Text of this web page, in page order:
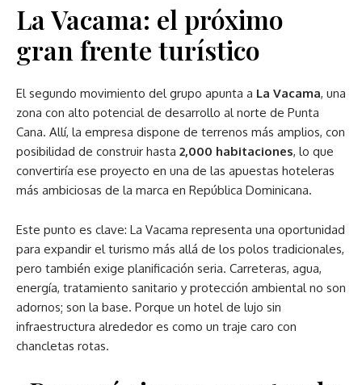
La Vacama: el próximo
gran frente turístico
El segundo movimiento del grupo apunta a La Vacama, una
zona con alto potencial de desarrollo al norte de Punta
Cana. Allí, la empresa dispone de terrenos más amplios, con
posibilidad de construir hasta 2,000 habitaciones, lo que
convertiría ese proyecto en una de las apuestas hoteleras
más ambiciosas de la marca en República Dominicana.
Este punto es clave: La Vacama representa una oportunidad
para expandir el turismo más allá de los polos tradicionales,
pero también exige planificación seria. Carreteras, agua,
energía, tratamiento sanitario y protección ambiental no son
adornos; son la base. Porque un hotel de lujo sin
infraestructura alrededor es como un traje caro con
chancletas rotas.